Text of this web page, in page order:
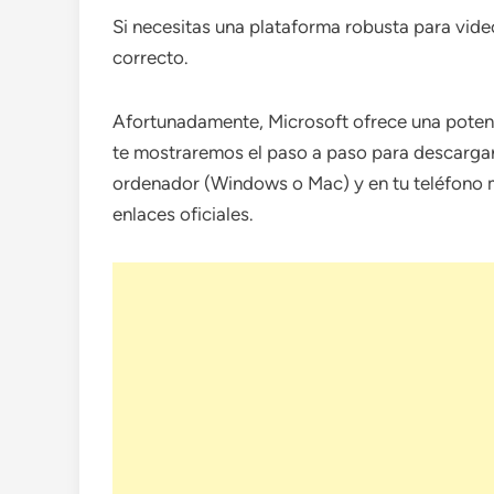
Si necesitas una plataforma robusta para
correcto.
Afortunadamente, Microsoft ofrece una
te mostraremos el paso a paso para
ordenador (Windows o Mac) y en tu teléfono
enlaces oficiales.